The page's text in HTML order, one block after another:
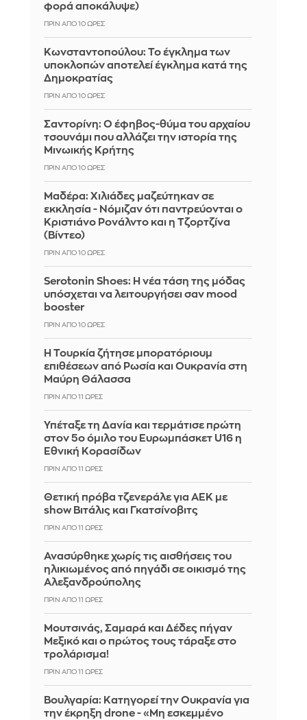
φορά αποκάλυψε)
ΠΡΙΝ ΑΠΌ 10 ΏΡΕΣ
Κωνσταντοπούλου: Το έγκλημα των
υποκλοπών αποτελεί έγκλημα κατά της
Δημοκρατίας
ΠΡΙΝ ΑΠΌ 10 ΏΡΕΣ
Σαντορίνη: Ο έφηβος-θύμα του αρχαίου
τσουνάμι που αλλάζει την ιστορία της
Μινωικής Κρήτης
ΠΡΙΝ ΑΠΌ 10 ΏΡΕΣ
Μαδέρα: Χιλιάδες μαζεύτηκαν σε
εκκλησία - Νόμιζαν ότι παντρεύονται ο
Κριστιάνο Ρονάλντο και η Τζορτζίνα
(Βίντεο)
ΠΡΙΝ ΑΠΌ 10 ΏΡΕΣ
Serotonin Shoes: Η νέα τάση της μόδας
υπόσχεται να λειτουργήσει σαν mood
booster
ΠΡΙΝ ΑΠΌ 10 ΏΡΕΣ
Η Τουρκία ζήτησε μπορατόριουμ
επιθέσεων από Ρωσία και Ουκρανία στη
Μαύρη Θάλασσα
ΠΡΙΝ ΑΠΌ 11 ΏΡΕΣ
Υπέταξε τη Δανία και τερμάτισε πρώτη
στον 5ο όμιλο του Ευρωμπάσκετ U16 η
Εθνική Κορασίδων
ΠΡΙΝ ΑΠΌ 11 ΏΡΕΣ
Θετική πρόβα τζενεράλε για ΑΕΚ με
show Βιτάλις και Γκατσίνοβιτς
ΠΡΙΝ ΑΠΌ 11 ΏΡΕΣ
Ανασύρθηκε χωρίς τις αισθήσεις του
ηλικιωμένος από πηγάδι σε οικισμό της
Αλεξανδρούπολης
ΠΡΙΝ ΑΠΌ 11 ΏΡΕΣ
Μουτσινάς, Σαμαρά και Δέδες πήγαν
Μεξικό και ο πρώτος τους τάραξε στο
τρολάρισμα!
ΠΡΙΝ ΑΠΌ 11 ΏΡΕΣ
Βουλγαρία: Κατηγορεί την Ουκρανία για
την έκρηξη drone - «Μη εσκεμμένο